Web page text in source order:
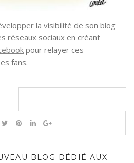
la visibilité de son blog
réseaux sociaux en créant
pour relayer ces
fans.
BLOG DÉDIÉ AUX